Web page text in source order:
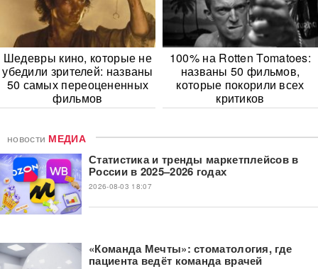
Шедевры кино, которые не
убедили зрителей: названы
50 самых переоцененных
фильмов
100% на Rotten Tomatoes:
названы 50 фильмов,
которые покорили всех
критиков
новости МЕДИА
Статистика и тренды маркетплейсов в
России в 2025–2026 годах
2026-08-03 18:07
«Команда Мечты»: стоматология, где
пациента ведёт команда врачей